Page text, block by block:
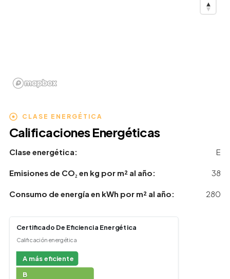
CLASE ENERGÉTICA
Calificaciones Energéticas
Clase energética: E
Emisiones de CO₂ en kg por m² al año: 38
Consumo de energía en kWh por m² al año: 280
Certificado De Eficiencia Energética
Calificación energética
A más eficiente
B